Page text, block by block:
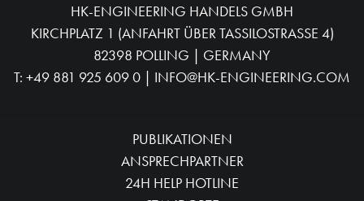
HK-ENGINEERING HANDELS GMBH
KIRCHPLATZ 1 (ANFAHRT ÜBER TASSILOSTRASSE 4)
82398 POLLING | GERMANY
PUBLIKATIONEN
ANSPRECHPARTNER